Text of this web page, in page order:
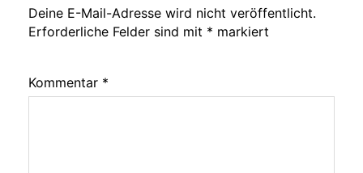
Deine E-Mail-Adresse wird nicht veröffentlicht.
Erforderliche Felder sind mit * markiert
Kommentar *